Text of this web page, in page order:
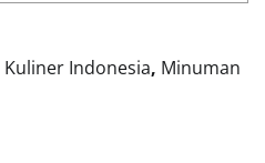
Kuliner Indonesia, Minuman